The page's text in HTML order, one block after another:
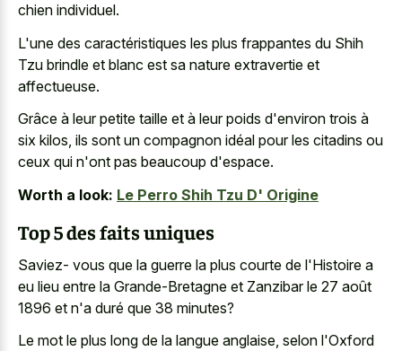
chien individuel.
L'une des caractéristiques les plus frappantes du Shih
Tzu brindle et blanc est sa nature extravertie et
affectueuse.
Grâce à leur petite taille et à leur poids d'environ trois à
six kilos, ils sont un compagnon idéal pour les citadins ou
ceux qui n'ont pas beaucoup d'espace.
Worth a look: Le Perro Shih Tzu D' Origine
Top 5 des faits uniques
Saviez- vous que la guerre la plus courte de l'Histoire a
eu lieu entre la Grande-Bretagne et Zanzibar le 27 août
1896 et n'a duré que 38 minutes?
Le mot le plus long de la langue anglaise, selon l'Oxford